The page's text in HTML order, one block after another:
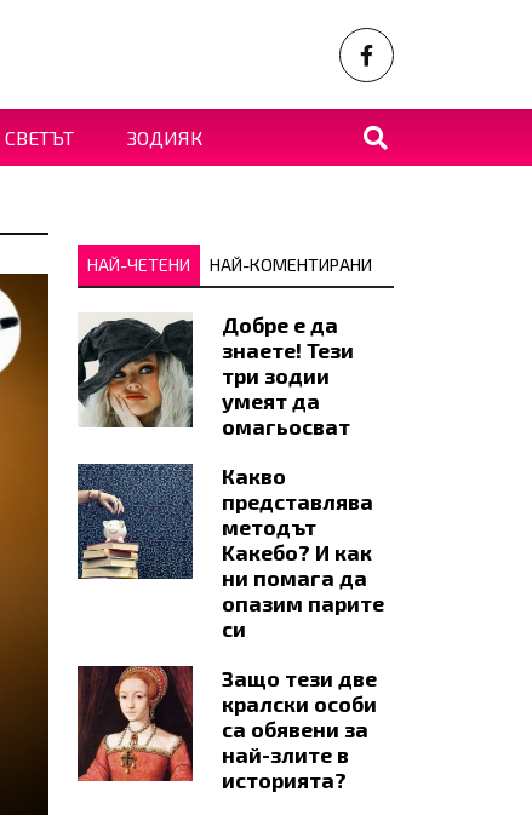
СВЕТЪТ ЗОДИЯК
НАЙ-ЧЕТЕНИ НАЙ-КОМЕНТИРАНИ
Добре е да
знаете! Тези
три зодии
умеят да
омагьосват
Какво
представлява
методът
Kaкебо? И как
ни помага да
опазим парите
си
Защо тези две
кралски особи
са обявени за
най-злите в
историята?